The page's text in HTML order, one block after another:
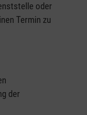
oder
Termin zu
der